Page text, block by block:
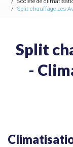
Split chauffage Les
Split
-